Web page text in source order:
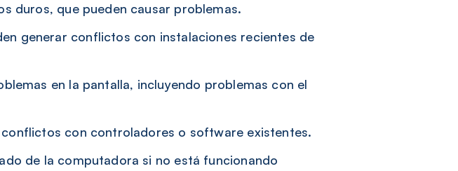
duros, que pueden causar problemas.
generar conflictos con instalaciones recientes de
en la pantalla, incluyendo problemas con el
con controladores o software existentes.
de la computadora si no está funcionando